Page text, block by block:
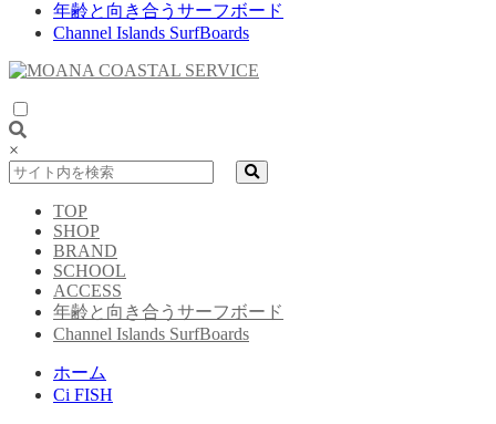
年齢と向き合うサーフボード
Channel Islands SurfBoards
×
TOP
SHOP
BRAND
SCHOOL
ACCESS
年齢と向き合うサーフボード
Channel Islands SurfBoards
ホーム
Ci FISH